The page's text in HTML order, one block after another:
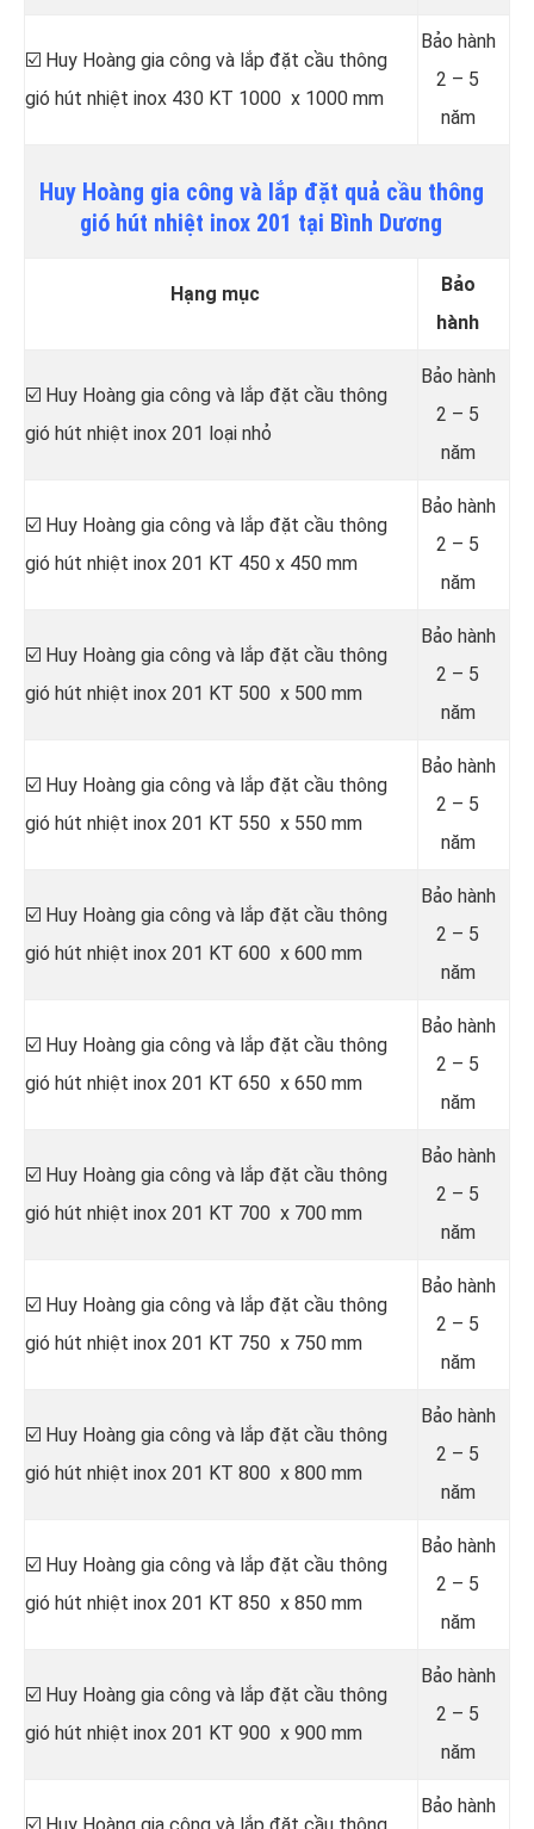
☑️ Huy Hoàng gia công và lắp đặt cầu thông
gió hút nhiệt inox 430 KT 1000 x 1000 mm
Bảo hành
2 – 5
năm
Huy Hoàng gia công và lắp đặt quả cầu thông
gió hút nhiệt inox 201 tại Bình Dương
Hạng mục
Bảo
hành
☑️ Huy Hoàng gia công và lắp đặt cầu thông
gió hút nhiệt inox 201 loại nhỏ
Bảo hành
2 – 5
năm
☑️ Huy Hoàng gia công và lắp đặt cầu thông
gió hút nhiệt inox 201 KT 450 x 450 mm
Bảo hành
2 – 5
năm
☑️ Huy Hoàng gia công và lắp đặt cầu thông
gió hút nhiệt inox 201 KT 500 x 500 mm
Bảo hành
2 – 5
năm
☑️ Huy Hoàng gia công và lắp đặt cầu thông
gió hút nhiệt inox 201 KT 550 x 550 mm
Bảo hành
2 – 5
năm
☑️ Huy Hoàng gia công và lắp đặt cầu thông
gió hút nhiệt inox 201 KT 600 x 600 mm
Bảo hành
2 – 5
năm
☑️ Huy Hoàng gia công và lắp đặt cầu thông
gió hút nhiệt inox 201 KT 650 x 650 mm
Bảo hành
2 – 5
năm
☑️ Huy Hoàng gia công và lắp đặt cầu thông
gió hút nhiệt inox 201 KT 700 x 700 mm
Bảo hành
2 – 5
năm
☑️ Huy Hoàng gia công và lắp đặt cầu thông
gió hút nhiệt inox 201 KT 750 x 750 mm
Bảo hành
2 – 5
năm
☑️ Huy Hoàng gia công và lắp đặt cầu thông
gió hút nhiệt inox 201 KT 800 x 800 mm
Bảo hành
2 – 5
năm
☑️ Huy Hoàng gia công và lắp đặt cầu thông
gió hút nhiệt inox 201 KT 850 x 850 mm
Bảo hành
2 – 5
năm
☑️ Huy Hoàng gia công và lắp đặt cầu thông
gió hút nhiệt inox 201 KT 900 x 900 mm
Bảo hành
2 – 5
năm
☑️ Huy Hoàng gia công và lắp đặt cầu thông
Bảo hành